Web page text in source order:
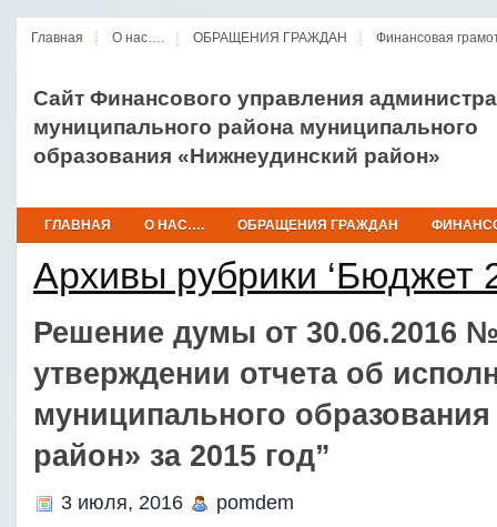
Главная О нас…. ОБРАЩЕНИЯ ГРАЖДАН Финансовая
Сайт Финансового управления
муниципального района муниципального
образования «Нижнеудинский район»
ГЛАВНАЯ О НАС…. ОБРАЩЕНИЯ ГРАЖДАН
Архивы рубрики ‘Бюджет
Решение думы от 30.06.2016
утверждении отчета об
муниципального
район» за 2015 год”
3 июля, 2016 pomdem